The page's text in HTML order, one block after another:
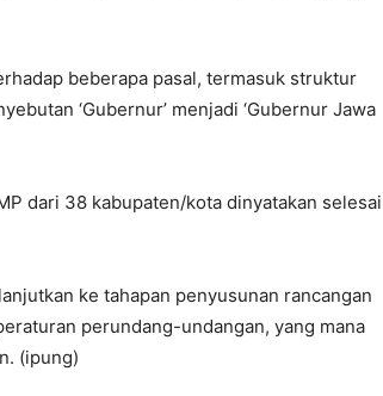
beberapa pasal, termasuk struktur
‘Gubernur’ menjadi ‘Gubernur Jawa
dari 38 kabupaten/kota dinyatakan selesai
ke tahapan penyusunan rancangan
perundang-undangan, yang mana
(ipung)